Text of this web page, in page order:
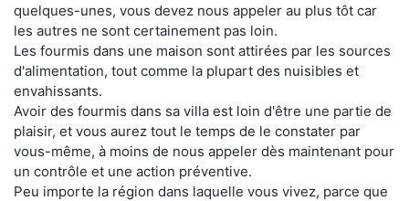
quelques-unes, vous devez nous appeler au plus tôt car
les autres ne sont certainement pas loin.
Les fourmis dans une maison sont attirées par les sources
d'alimentation, tout comme la plupart des nuisibles et
envahissants.
Avoir des fourmis dans sa villa est loin d'être une partie de
plaisir, et vous aurez tout le temps de le constater par
vous-même, à moins de nous appeler dès maintenant pour
un contrôle et une action préventive.
Peu importe la région dans laquelle vous vivez, parce que